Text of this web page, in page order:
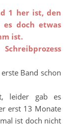
1 her ist, den
doch etwas
ist.
Band schon
leider gab es
erst 13 Monate
ist doch nicht